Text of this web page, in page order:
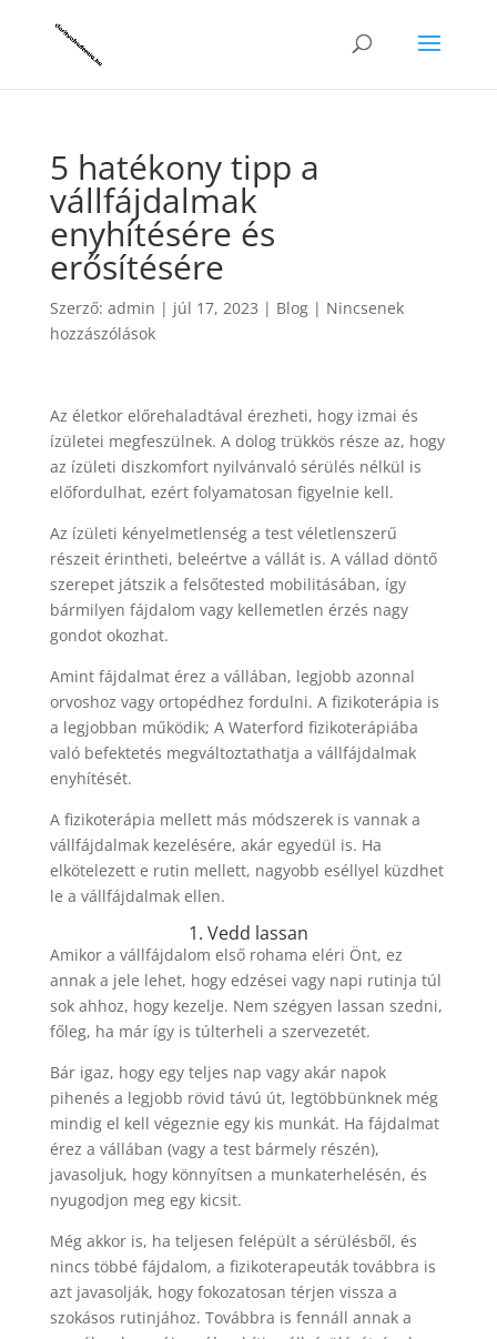
5 hatékony tipp a
vállfájdalmak
enyhítésére és
erősítésére
Szerző: admin | júl 17, 2023 | Blog| Nincsenek
hozzászólások
Az életkor előrehaladtával érezheti, hogy izmai és
ízületei megfeszülnek. A dolog trükkös része az, hogy
az ízületi diszkomfort nyilvánvaló sérülés nélkül is
előfordulhat, ezért folyamatosan figyelnie kell.
Az ízületi kényelmetlenség a test véletlenszerű
részeit érintheti, beleértve a vállát is. A vállad döntő
szerepet játszik a felsőtested mobilitásában, így
bármilyen fájdalom vagy kellemetlen érzés nagy
gondot okozhat.
Amint fájdalmat érez a vállában, legjobb azonnal
orvoshoz vagy ortopédhez fordulni. A fizikoterápia is
a legjobban működik; A Waterford fizikoterápiába
való befektetés megváltoztathatja a vállfájdalmak
enyhítését.
A fizikoterápia mellett más módszerek is vannak a
vállfájdalmak kezelésére, akár egyedül is. Ha
elkötelezett e rutin mellett, nagyobb eséllyel küzdhet
le a vállfájdalmak ellen.
1. Vedd lassan
Amikor a vállfájdalom első rohama eléri Önt, ez
annak a jele lehet, hogy edzései vagy napi rutinja túl
sok ahhoz, hogy kezelje. Nem szégyen lassan szedni,
főleg, ha már így is túlterheli a szervezetét.
Bár igaz, hogy egy teljes nap vagy akár napok
pihenés a legjobb rövid távú út, legtöbbünknek még
mindig el kell végeznie egy kis munkát. Ha fájdalmat
érez a vállában (vagy a test bármely részén),
javasoljuk, hogy könnyítsen a munkaterhelésén, és
nyugodjon meg egy kicsit.
Még akkor is, ha teljesen felépült a sérülésből, és
nincs többé fájdalom, a fizikoterapeuták továbbra is
azt javasolják, hogy fokozatosan térjen vissza a
szokásos rutinjához. Továbbra is fennáll annak a